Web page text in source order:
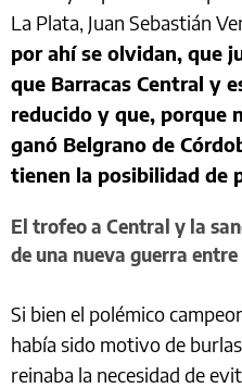
La Plata, Juan Sebastián
por ahí se olvidan, que
que Barracas Central y
reducido y que, porque
ganó Belgrano de
tienen la posibilidad de
El trofeo a Central y la
de una nueva guerra
Si bien el polémico
había sido motivo de
reinaba la necesidad de